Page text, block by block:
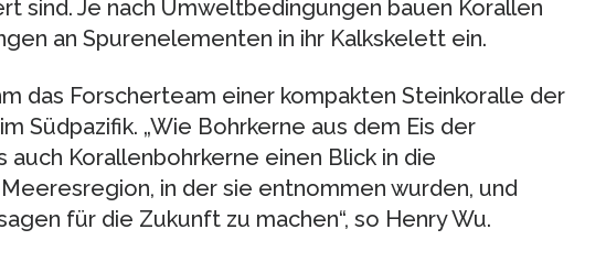
sind. Je nach Umweltbedingungen bauen Korallen
an Spurenelementen in ihr Kalkskelett ein.
das Forscherteam einer kompakten Steinkoralle der
Südpazifik. „Wie Bohrkerne aus dem Eis der
auch Korallenbohrkerne einen Blick in die
in der sie entnommen wurden, und
für die Zukunft zu machen“, so Henry Wu.